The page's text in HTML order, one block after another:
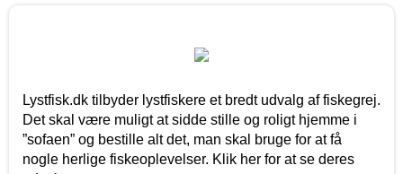
Lystfisk.dk tilbyder lystfiskere et bredt udvalg af fiskegrej.
Det skal være muligt at sidde stille og roligt hjemme i
”sofaen” og bestille alt det, man skal bruge for at få
nogle herlige fiskeoplevelser. Klik her for at se deres